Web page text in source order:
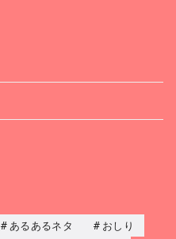
あるあるネタ
おしり